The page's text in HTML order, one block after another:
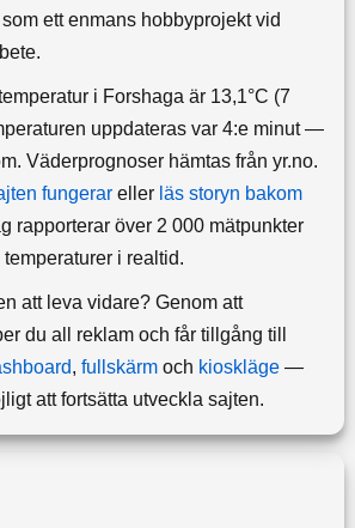
ett enmans hobbyprojekt vid
i Forshaga är 13,1°C (7
uppdateras var 4:e minut —
Väderprognoser hämtas från yr.no.
fungerareller läs storyn bakom
rapporterar över 2 000 mätpunkter
i realtid.
att leva vidare? Genom att
du all reklam och får tillgång till
, fullskärmoch kioskläge—
att fortsätta utveckla sajten.